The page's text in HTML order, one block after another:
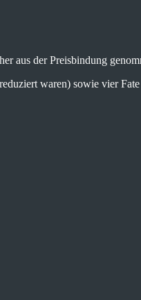
aus der Preisbindung
waren) sowie vier